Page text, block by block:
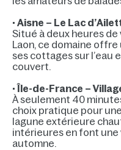
• Aisne – Le Lac
Situé à deux heures de
Laon, ce domaine
ses cottages sur l’eau
couvert.
•
Île-de-France –
À seulement 40
choix pratique pour
lagune extérieure
intérieures en font une
automne.